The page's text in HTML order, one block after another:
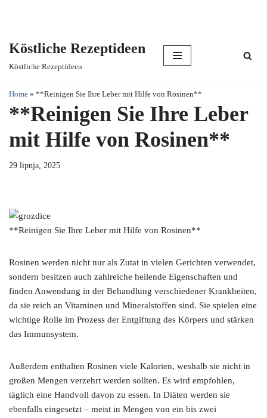
content
Köstliche Rezeptideen
Köstliche Rezeptideen
Home » **Reinigen Sie Ihre Leber mit Hilfe von Rosinen**
**Reinigen Sie Ihre Leber
mit Hilfe von Rosinen**
29 lipnja, 2025
**Reinigen Sie Ihre Leber mit Hilfe von Rosinen**
Rosinen werden nicht nur als Zutat in vielen Gerichten verwendet,
sondern besitzen auch zahlreiche heilende Eigenschaften und
finden Anwendung in der Behandlung verschiedener Krankheiten,
da sie reich an Vitaminen und Mineralstoffen sind. Sie spielen eine
wichtige Rolle im Prozess der Entgiftung des Körpers und stärken
das Immunsystem.
Außerdem enthalten Rosinen viele Kalorien, weshalb sie nicht in
großen Mengen verzehrt werden sollten. Es wird empfohlen,
täglich eine Handvoll davon zu essen. In Diäten werden sie
ebenfalls eingesetzt – meist in Mengen von ein bis zwei